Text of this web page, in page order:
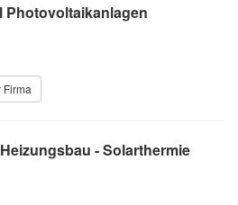
Photovoltaikanlagen
Firma
- Solarthermie